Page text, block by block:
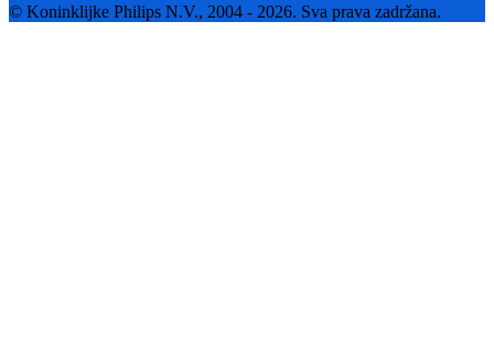
© Koninklijke Philips N.V., 2004 - 2026. Sva prava zadržana.